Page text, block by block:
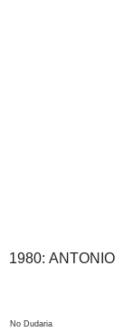
1980: ANTONIO
No Dudaria